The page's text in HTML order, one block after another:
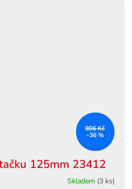
806 Kč
–36 %
125mm 23412
Skladem (3 ks)